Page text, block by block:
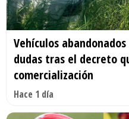
Vehículos
dudas tras el decreto
comercialización
Hace 1 día